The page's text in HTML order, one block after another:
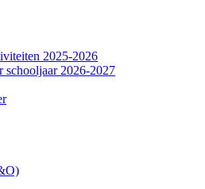
2025-2026
schooljaar 2026-2027